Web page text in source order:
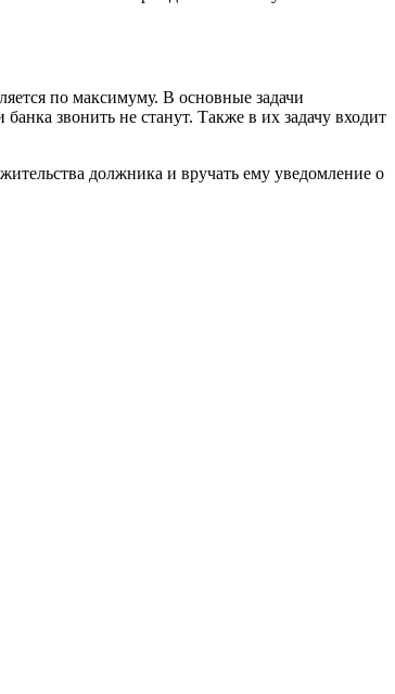
по максимуму. В основные задачи
звонить не станут. Также в их задачу входит
должника и вручать ему уведомление о